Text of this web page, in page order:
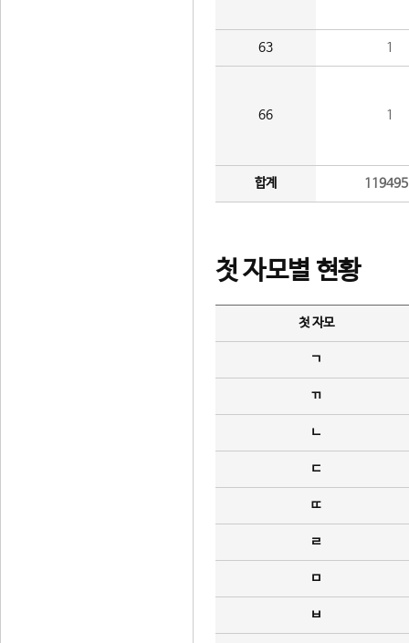
63 1
66 1
합계
첫 자모별 현황
첫 자모
ㄱ
ㄲ
ㄴ
ㄷ
ㄸ
ㄹ
ㅁ
ㅂ